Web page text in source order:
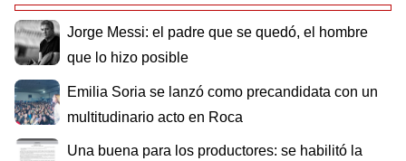
Jorge Messi: el padre que se quedó, el hombre
que lo hizo posible
Emilia Soria se lanzó como precandidata con un
multitudinario acto en Roca
Una buena para los productores: se habilitó la